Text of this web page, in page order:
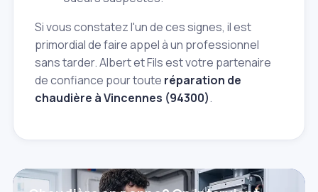
Si vous constatez l'un de ces signes, il est
primordial de faire appel à un professionnel
sans tarder. Albert et Fils est votre partenaire
de confiance pour toute réparation de
chaudière à Vincennes (94300).